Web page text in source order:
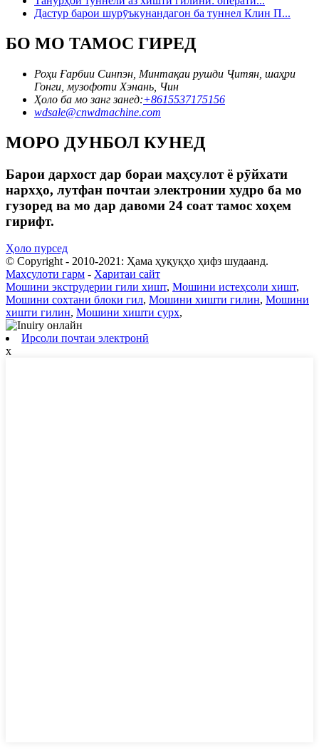
Дастур барои шурӯъкунандагон ба туннел Клин П...
БО МО ТАМОС ГИРЕД
Роҳи Ғарбии Синпэн, Минтақаи рушди Ҷитян, шаҳри
Гонги, музофоти Хэнань, Чин
Ҳоло ба мо занг занед:+8615537175156
wdsale@cnwdmachine.com
МОРО ДУНБОЛ КУНЕД
Барои дархост дар бораи маҳсулот ё рӯйхати
нархҳо, лутфан почтаи электронии худро ба мо
гузоред ва мо дар давоми 24 соат тамос хоҳем
гирифт.
Ҳоло пурсед
© Copyright - 2010-2021: Ҳама ҳуқуқҳо ҳифз шудаанд.
Маҳсулоти гарм - Харитаи сайт
Мошини экструдерии гили хишт, Мошини истеҳсоли хишт,
Мошини сохтани блоки гил, Мошини хишти гилин, Мошини
хишти гилин, Мошини хишти сурх,
Ирсоли почтаи электронӣ
x